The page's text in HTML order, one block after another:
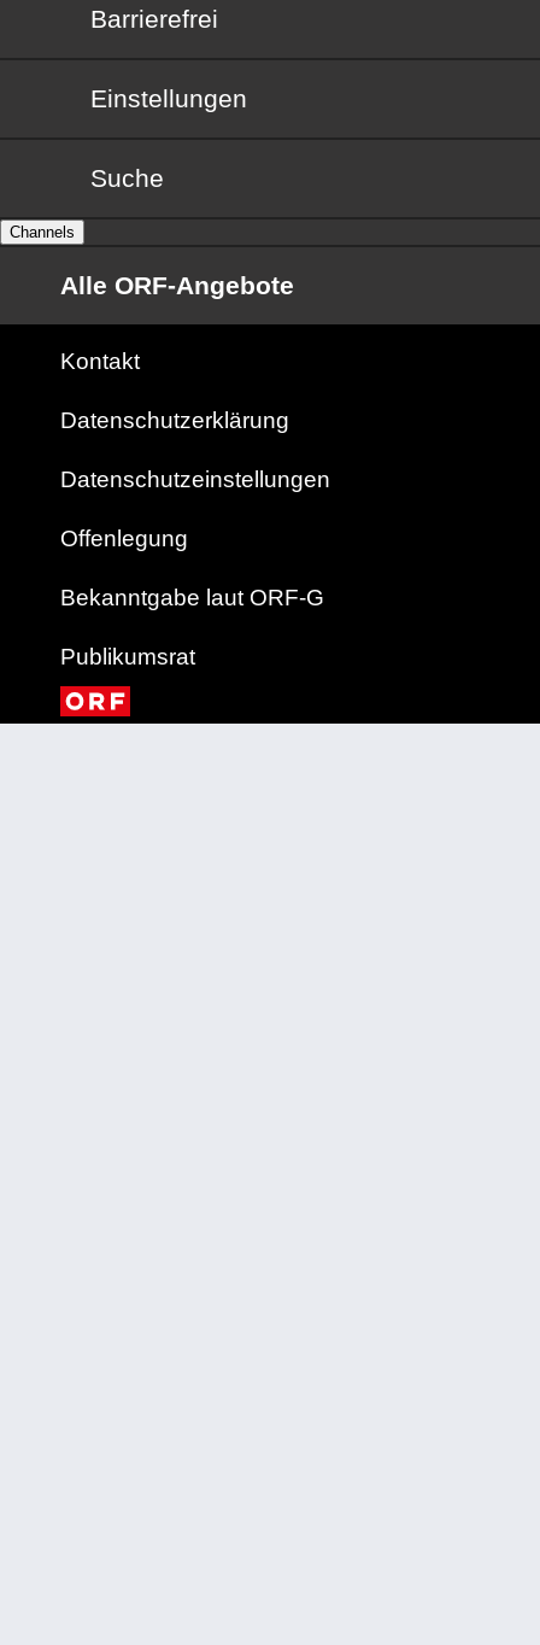
Barrierefrei
Barrierefrei
Einstellungen
Suche
Channels
Alle ORF-Angebote
Kontakt
Datenschutzerklärung
Datenschutzeinstellungen
Offenlegung
Bekanntgabe laut ORF-G
Publikumsrat